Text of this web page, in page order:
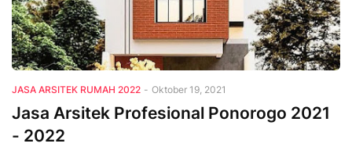
JASA ARSITEK RUMAH 2022 - Oktober 19, 2021
Jasa Arsitek Profesional Ponorogo 2021
- 2022